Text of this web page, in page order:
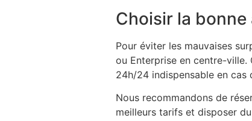
Choisir la
Pour éviter les mauvaises
ou Enterprise en centre-ville.
24h/24 indispensable en cas
Nous recommandons de
meilleurs tarifs et disposer